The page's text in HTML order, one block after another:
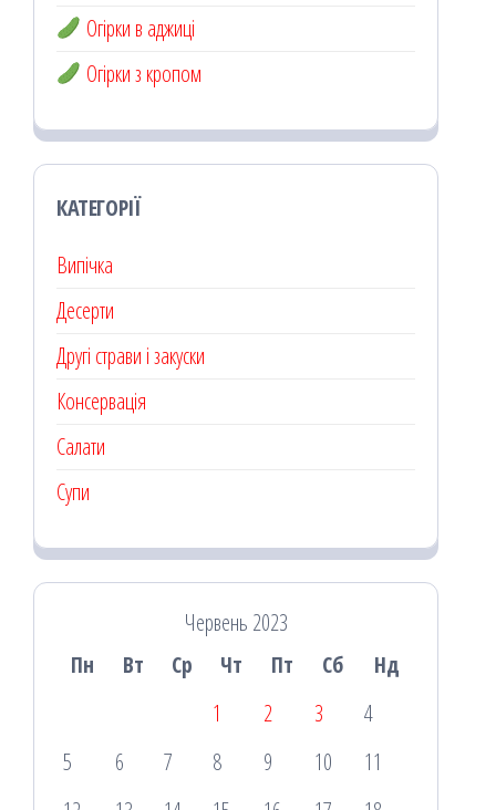
Огірки в аджиці
Огірки з кропом
КАТЕГОРІЇ
Випічка
Десерти
Другі страви і закуски
Консервація
Салати
Супи
Червень 2023
Пн
Вт Ср Чт Пт Сб
Нд
1
2 3
4
5
6 7 8 9 10
11